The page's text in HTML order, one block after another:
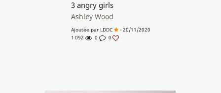
3 angry girls
Ashley Wood
Ajoutée par LDDC
- 20/11/2020
1 092
0 0